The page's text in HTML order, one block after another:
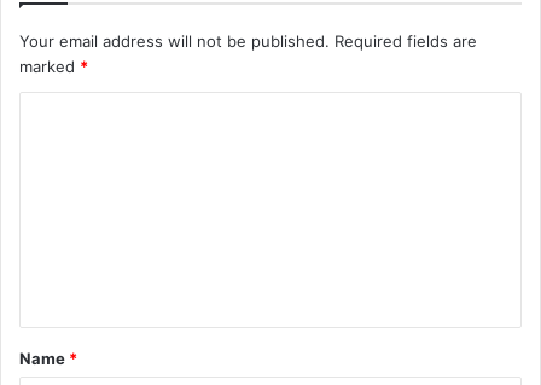
Your email address will not be published. Required fields are
marked *
Name *